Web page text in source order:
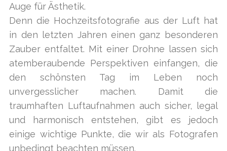
Auge für Ästhetik.
Denn die Hochzeitsfotografie aus der Luft hat
in den letzten Jahren einen ganz besonderen
Zauber entfaltet. Mit einer Drohne lassen sich
atemberaubende Perspektiven einfangen, die
den schönsten Tag im Leben noch
unvergesslicher machen. Damit die
traumhaften Luftaufnahmen auch sicher, legal
und harmonisch entstehen, gibt es jedoch
einige wichtige Punkte, die wir als Fotografen
unbedingt beachten müssen.